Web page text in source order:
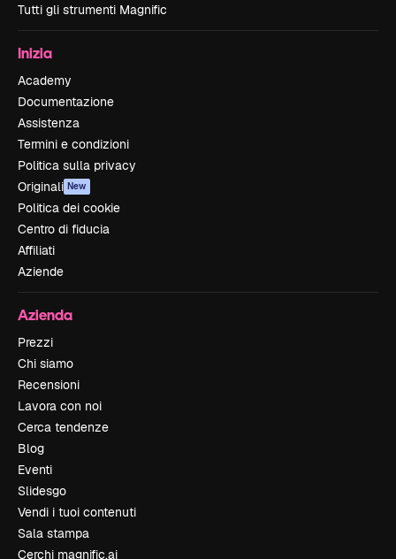
Tutti gli strumenti Magnific
Inizia
Academy
Documentazione
Assistenza
Termini e condizioni
Politica sulla privacy
Originali New
Politica dei cookie
Centro di fiducia
Affiliati
Aziende
Azienda
Prezzi
Chi siamo
Recensioni
Lavora con noi
Cerca tendenze
Blog
Eventi
Slidesgo
Vendi i tuoi contenuti
Sala stampa
Cerchi magnific.ai